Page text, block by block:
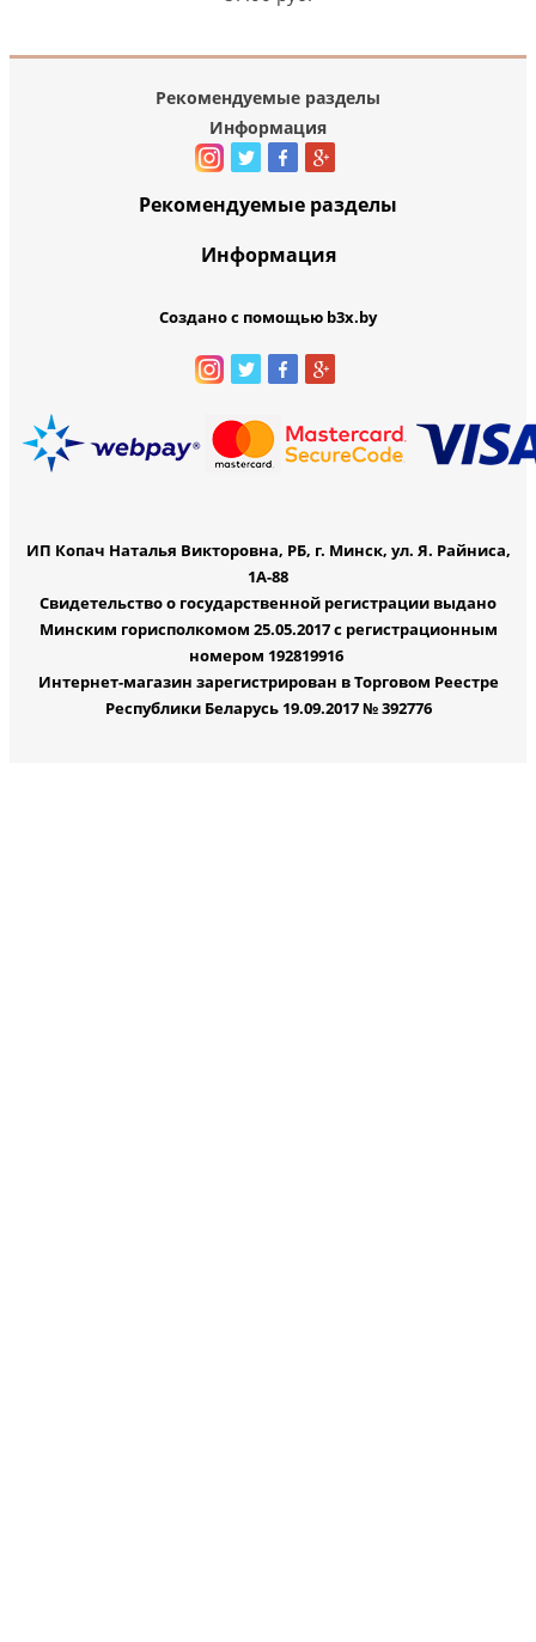
Рекомендуемые разделы
Информация
Рекомендуемые разделы
Информация
Создано с помощью b3x.by
ИП Копач Наталья Викторовна, РБ, г. Минск, ул. Я. Райниса,
1А-88
Свидетельство о государственной регистрации выдано
Минским горисполкомом 25.05.2017 с регистрационным
номером 192819916
Интернет-магазин зарегистрирован в Торговом Реестре
Республики Беларусь 19.09.2017 № 392776